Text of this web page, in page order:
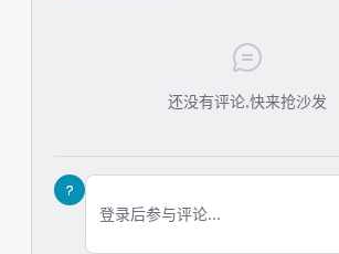
还没有评论,快来抢沙发
?
登录后参与评论...